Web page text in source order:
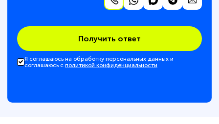
Получить ответ
Я соглашаюсь на обработку персональных данных и
соглашаюсь с политикой конфиденциальности